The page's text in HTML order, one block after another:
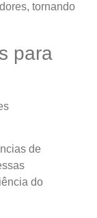
tornando
para
de
do